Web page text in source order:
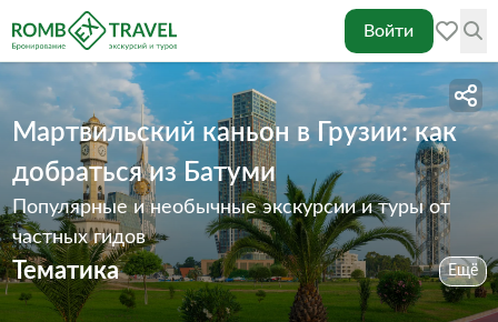
Войти
Мартвильский каньон в Грузии: как
добраться из Батуми
Популярные и необычные экскурсии и туры от
частных гидов
Тематика Ещё